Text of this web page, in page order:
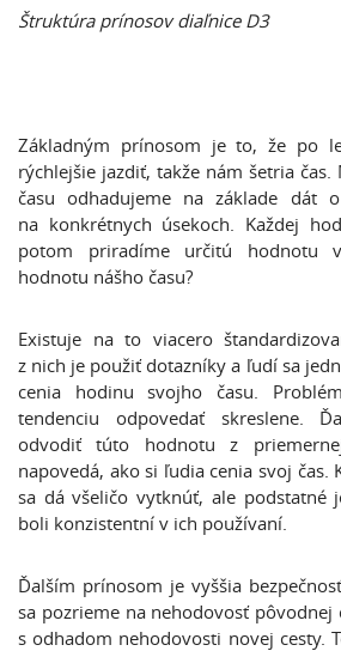
Štruktúra prínosov diaľnice D3
Základným prínosom je to, že po
rýchlejšie jazdiť, takže nám šetria
času odhadujeme na základe dát
na konkrétnych úsekoch. Každej
potom priradíme určitú hodnotu
hodnotu nášho času?
Existuje na to viacero
z nich je použiť dotazníky a ľudí sa
cenia hodinu svojho času.
tendenciu odpovedať skreslene.
odvodiť túto hodnotu z
napovedá, ako si ľudia cenia svoj čas.
sa dá všeličo vytknúť, ale podstatné
boli konzistentní v ich používaní.
Ďalším prínosom je vyššia
sa pozrieme na nehodovosť pôvodnej
s odhadom nehodovosti novej cesty.